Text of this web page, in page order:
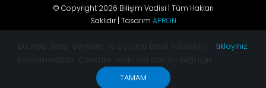
© Copyright 2026 Bilişim Vadisi | Tüm Hakları
Saklıdır | Tasarım APRON
Bu web sitesi çerezler ve üçüncü taraf hizmetleri
kullanmaktadır. Çerezler hakkında detaylı bilgi için
tıklayınız.
TAMAM